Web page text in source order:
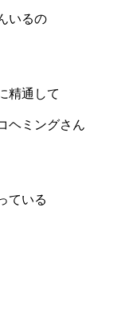
いるの
精通して
ヘミングさん
ている